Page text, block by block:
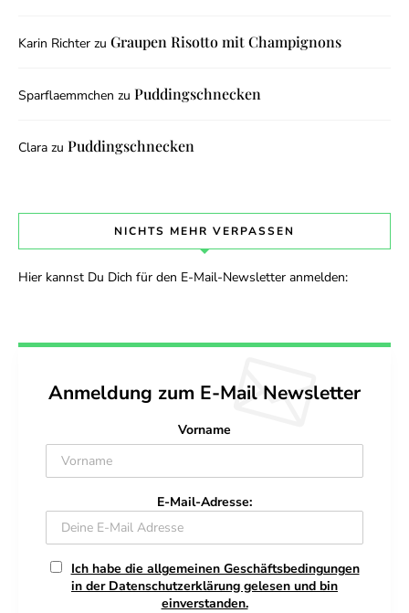
Karin Richter zu Graupen Risotto mit Champignons
Sparflaemmchen zu Puddingschnecken
Clara zu Puddingschnecken
NICHTS MEHR VERPASSEN
Hier kannst Du Dich für den E-Mail-Newsletter anmelden:
Anmeldung zum E-Mail Newsletter
Vorname
E-Mail-Adresse:
Ich habe die allgemeinen Geschäftsbedingungen
in der Datenschutzerklärung gelesen und bin
einverstanden.